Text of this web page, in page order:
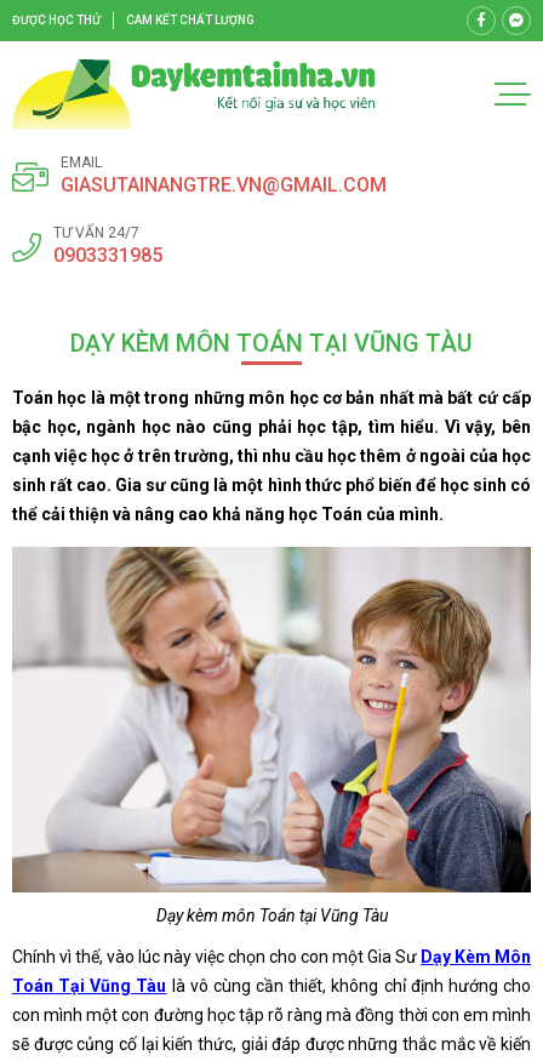
ĐƯỢC HỌC THỬ CAM KẾT CHẤT LƯỢNG
EMAIL
GIASUTAINANGTRE.VN@GMAIL.COM
TƯ VẤN 24/7
0903331985
DẠY KÈM MÔN TOÁN TẠI VŨNG TÀU
Toán học là một trong những môn học cơ bản nhất mà bất cứ cấp
bậc học, ngành học nào cũng phải học tập, tìm hiểu. Vì vậy, bên
cạnh việc học ở trên trường, thì nhu cầu học thêm ở ngoài của học
sinh rất cao. Gia sư cũng là một hình thức phổ biến để học sinh có
thể cải thiện và nâng cao khả năng học Toán của mình.
Dạy kèm môn Toán tại Vũng Tàu
Chính vì thế, vào lúc này việc chọn cho con một Gia Sư Dạy Kèm Môn
Toán Tại Vũng Tàu là vô cùng cần thiết, không chỉ định hướng cho
con mình một con đường học tập rõ ràng mà đồng thời con em mình
sẽ được củng cố lại kiến thức, giải đáp được những thắc mắc về kiến